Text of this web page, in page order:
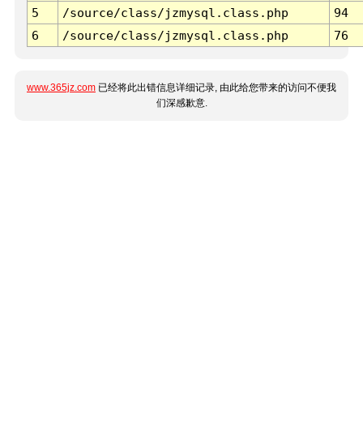
5
/source/class/jzmysql.class.php
94
6
/source/class/jzmysql.class.php 76
www.365jz.com 已经将此出错信息详细记录, 由此给您带来的访问不便我
们深感歉意.